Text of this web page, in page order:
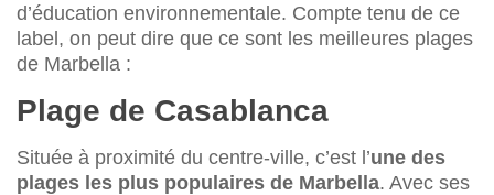
d’éducation environnementale. Compte tenu de ce
label, on peut dire que ce sont les meilleures plages
de Marbella :
Plage de Casablanca
Située à proximité du centre-ville, c’est l’une des
plages les plus populaires de Marbella. Avec ses